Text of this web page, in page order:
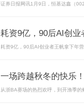
证券日报网讯1月9日，恒基达鑫（
耗资9亿，90后AI创
耗资9亿，90后AI创业者王帆拿下年
一场跨越秋冬的快乐
从浙BA赛场的热烈欢呼，到开渔季